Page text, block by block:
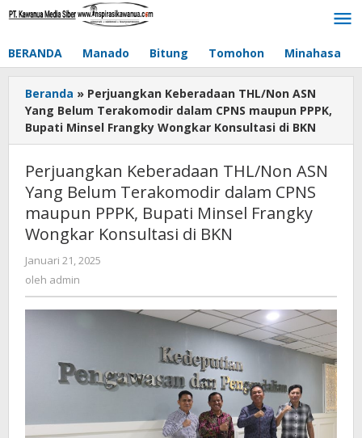
Lewati
BERANDA Manado Bitung Tomohon Minahasa
Beranda » Perjuangkan Keberadaan THL/Non ASN
Yang Belum Terakomodir dalam CPNS maupun PPPK,
Bupati Minsel Frangky Wongkar Konsultasi di BKN
Perjuangkan Keberadaan THL/Non ASN
Yang Belum Terakomodir dalam CPNS
maupun PPPK, Bupati Minsel Frangky
Wongkar Konsultasi di BKN
Januari 21, 2025
oleh admin